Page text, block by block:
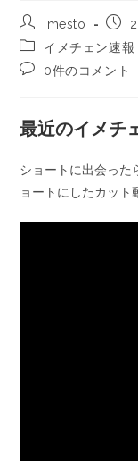
imesto
イメチェン速報
0件のコメント
最近のイメチ
ショートに出会った
ョートにしたカッ